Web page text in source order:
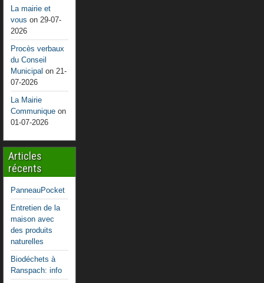
La mairie et
vous on 29-07-
2026
Procès verbaux
du Conseil
Municipal on 21-
07-2026
La Mairie
Communique on
01-07-2026
Articles
récents
PanneauPocket
Entretien de la
maison avec
des produits
naturelles
Biodéchets à
Ranspach: info